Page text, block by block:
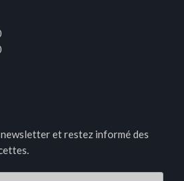
et restez informé des